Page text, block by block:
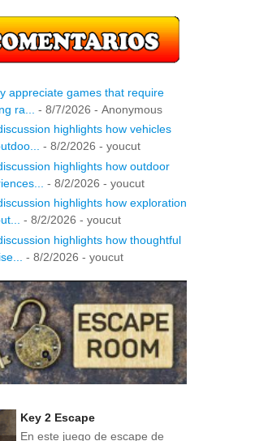
appreciate games that require
ra...
- 8/7/2026 - Anonymous
highlights how vehicles
- 8/2/2026 - youcut
highlights how outdoor
- 8/2/2026 - youcut
highlights how exploration
- 8/2/2026 - youcut
highlights how thoughtful
- 8/2/2026 - youcut
Key 2 Escape
En este juego de escape de